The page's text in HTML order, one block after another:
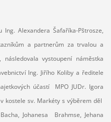
Alexandera Šafaříka-Pštrosze,
a partnerům za trvalou a
vystoupení náměstka
Ing. Jiřího Koliby a ředitele
účastí MPO JUDr. Igora
kostele sv. Markéty s výběrem děl
Johanesa Brahmse, Jehana